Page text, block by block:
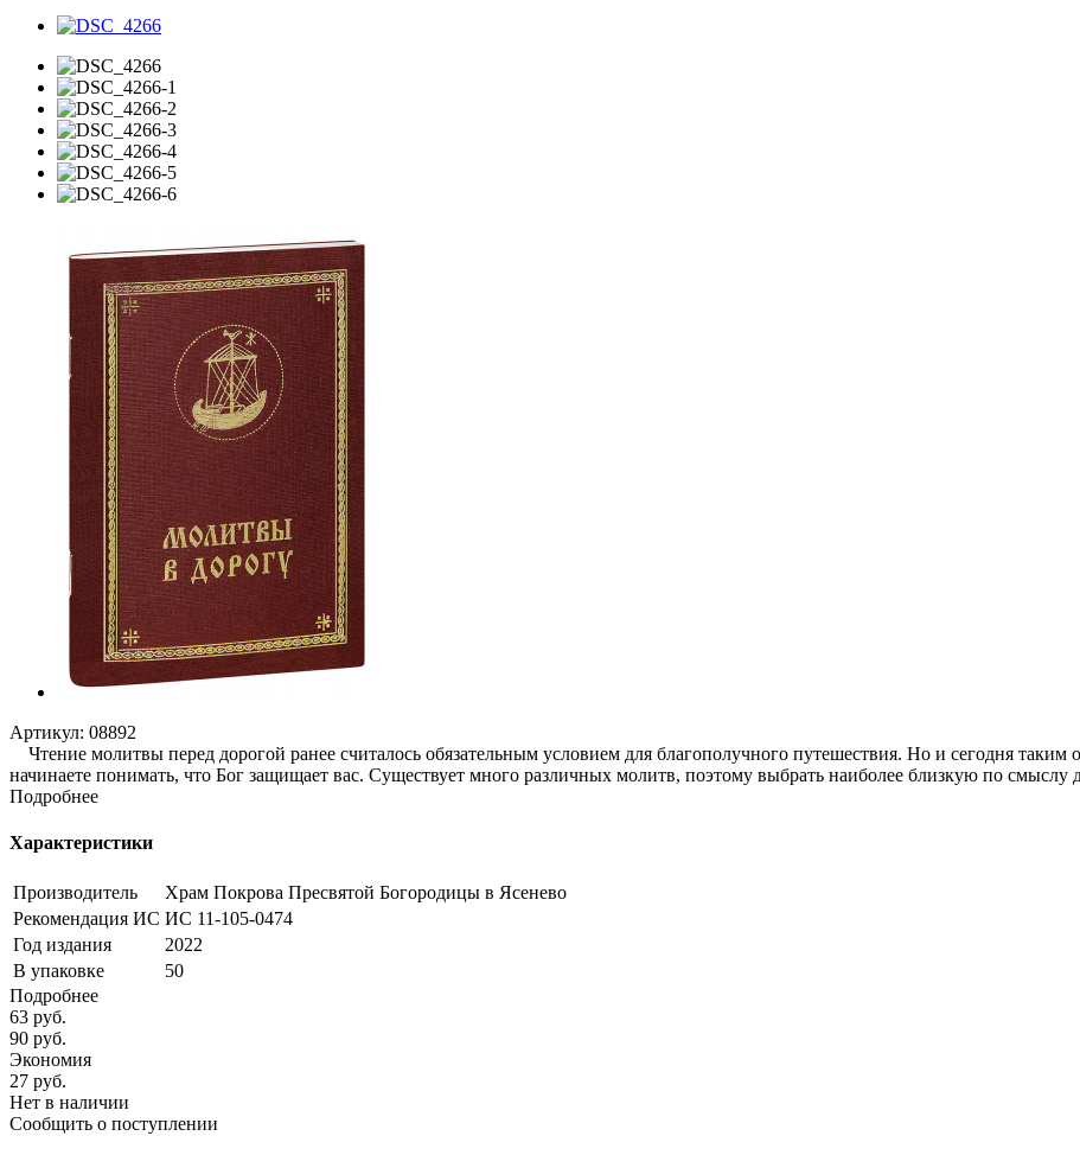
Артикул: 08892
Чтение молитвы перед дорогой ранее считалось обязательным условием для благополучного путешествия. Но и сегодня таким
начинаете понимать, что Бог защищает вас. Существует много различных молитв, поэтому выбрать наиболее близкую по смыслу
Подробнее
Характеристики
Производитель
Храм Покрова Пресвятой Богородицы в Ясенево
Рекомендация ИС ИС 11-105-0474
Год издания
2022
В упаковке
50
Подробнее
63 руб.
90 руб.
Экономия
27 руб.
Нет в наличии
Сообщить о поступлении